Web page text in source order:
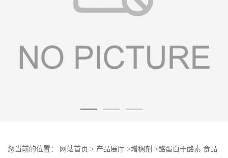
您当前的位置： 网站首页 > 产品展厅 >增稠剂 >酪蛋白干酪素 食品